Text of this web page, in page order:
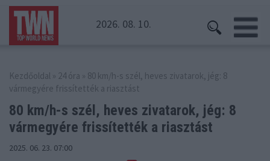
2026. 08. 10.
Kezdőoldal » 24 óra » 80 km/h-s szél, heves zivatarok, jég: 8
vármegyére frissítették a riasztást
80 km/h-s szél, heves zivatarok, jég: 8
vármegyére frissítették a riasztást
2025. 06. 23. 07:00